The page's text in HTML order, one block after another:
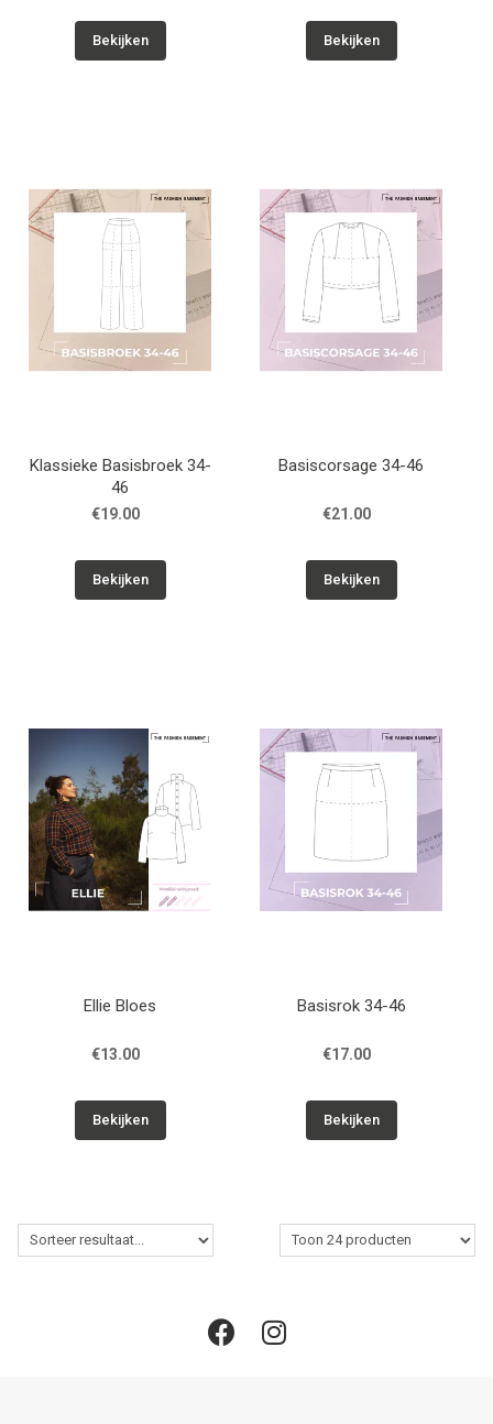
Bekijken Bekijken
Klassieke Basisbroek 34-
46
€19.00
Bekijken
Basiscorsage 34-46
€21.00
Bekijken
Ellie Bloes
€13.00
Bekijken
Basisrok 34-46
€17.00
Bekijken